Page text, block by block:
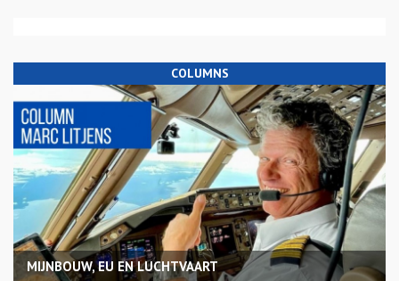
COLUMNS
MIJNBOUW, EU EN LUCHTVAART